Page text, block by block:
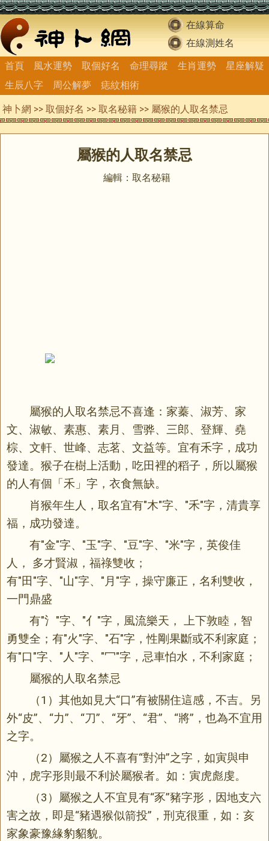
在線算命
在線測姓名
首頁
風水運勢 取個好名 命理尋蹤 生肖運勢
星座解疑
生辰八字
周公解夢 痣紋相術
神卜網 >> 取個好名 >> 取名秘籍 >> 屬猴的人取名禁忌
屬猴的人取名禁忌
編輯：取名秘籍
屬猴的人取名禁忌不喜逢：家蓁、淑芳、家
文、淑敏、素惠、素月、雪骅、三郎、登輝、堯
棕、文軒、世峰、志茗、文益等。宜有禾字，成功
發達。猴子在樹上活動，吃田裡的稻子，所以屬猴
的人有個「禾」字，衣食無缺。
肖猴年生人，取名宜有"木"字、"禾"字，清貴享
福，成功發達。
有"金"字、"玉"字、"豆"字、"米"字，英俊佳
人， 多才賢淑，福祿雙收；
有"田"字、"山"字、"月"字，操守廉正，名利雙收，
一門鼎盛
有"氵"字、"亻"字，風流樂天， 上下敦睦，智
勇雙全；有"火"字、"石"字，性剛果斷或不利家庭；
有"口"字、"人"字、"冖"字，忌車怕水，不利家庭；
屬猴的人取名禁忌
（1）其他如見大“口”有被關住這感，不吉。另
外“皮”、“力”、“刀”、“牙”、“君”、“將”，也為不宜用
之字。
（2）屬猴之人不喜有“對沖”之字，如寅與申
沖，虎字形則最不利於屬猴者。如：寅虎彪虔。
（3）屬猴之人不宜見有“豕”豬字形，因地支六
害之故，即是“豬遇猴似箭投”，刑克很重，如：亥
家象豪豫緣豹貂貌。